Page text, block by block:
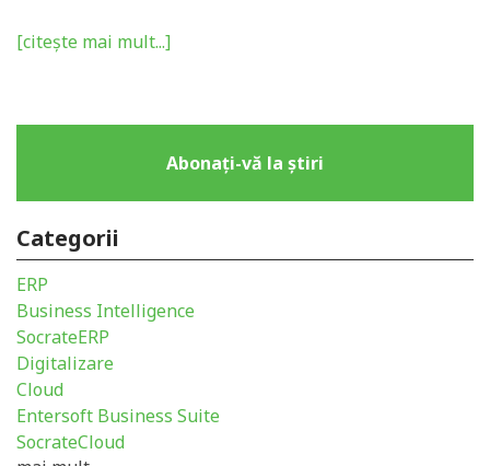
[citește mai mult...]
Abonați-vă la știri
Categorii
ERP
Business Intelligence
SocrateERP
Digitalizare
Cloud
Entersoft Business Suite
SocrateCloud